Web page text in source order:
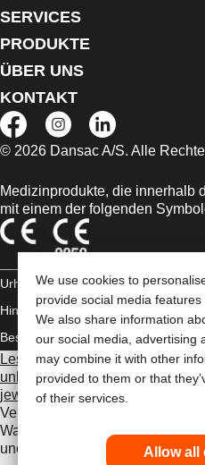
We use cookies to
provide social media
We also share information
our social media, advertising
may combine it with other
provided to them or that
of their services.
Allow all
SERVICES
PRODUKTE
ÜBER UNS
KONTAKT
© 2026 Dansac A/S. Alle
Medizinprodukte, die innerhalb
mit einem der folgenden
Urheberrechts-
Hinweis/Nutzungsbedingungen
Bestimmungen Umgang mit Cookies
Lesen Sie vor der Verwendung
unbedingt die gesamte
jeweiligen Produkt beiliegt
Verwendungszweck, eine
Warnhinweise,
unerwünschten Ereignissen